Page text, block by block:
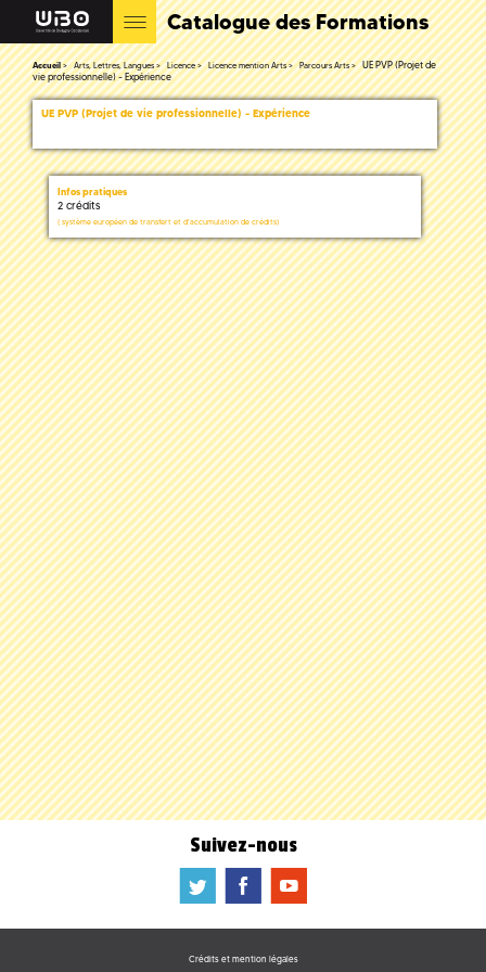
Catalogue des Formations
Accueil Arts, Lettres, Langues Licence Licence mention Arts Parcours Arts
UE PVP (Projet de
vie professionnelle) - Expérience
UE PVP (Projet de vie professionnelle) - Expérience
Infos pratiques
2 crédits
( système européen de transfert et d'accumulation de crédits)
Suivez-nous
a b f
Crédits et mention légales